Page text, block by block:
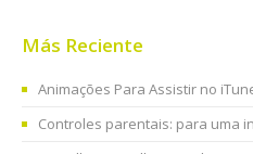
Más Reciente
Animações Para Assistir no
Controles parentais: para uma